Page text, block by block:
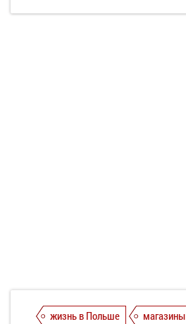
жизнь в Польше магазины